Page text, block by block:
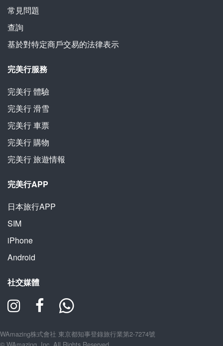
常見問題
查詢
基於對特定商戶交易的法律表示
完美行服務
完美行體驗
完美行滑雪
完美行車票
完美行購物
完美行旅遊情報
完美行APP
日本旅行APP
SIM
iPhone
Android
社交媒體
WAmazing株式會社 東京都知事登錄旅行業第2-7274號